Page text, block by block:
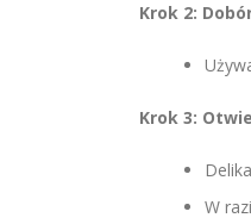
Krok 2:
Krok 3:
W